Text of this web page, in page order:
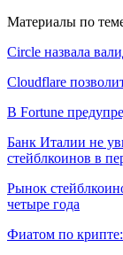
Материалы по
Circle назвала
Cloudflare
В Fortune
Банк Италии не
стейблкоинов в
Рынок
четыре года
Фиатом по